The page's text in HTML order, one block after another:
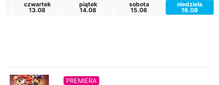
czwartek
13.08
piątek
14.08
sobota
15.08
niedziela
16.08
PREMIERA